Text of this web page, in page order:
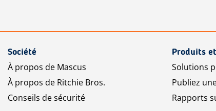
Société
À propos de Mascus
À propos de Ritchie Bros.
Conseils de sécurité
Produits
Solutions
Publiez
Rapports